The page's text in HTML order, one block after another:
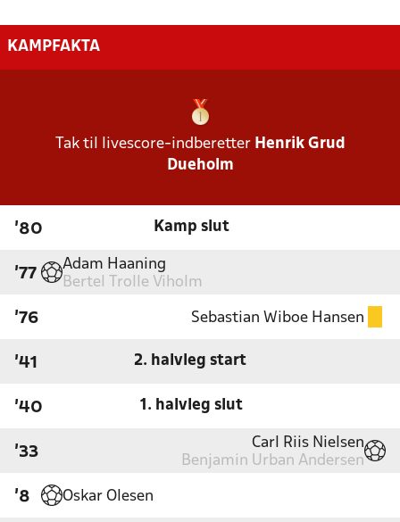
KAMPFAKTA
Tak til livescore-indberetter Henrik Grud
Dueholm
'80 Kamp slut
'77
Adam Haaning
Bertel Trolle Viholm
'76 Sebastian Wiboe Hansen
'41 2. halvleg start
'40 1. halvleg slut
'33
Carl Riis Nielsen
Benjamin Urban Andersen
'8 Oskar Olesen